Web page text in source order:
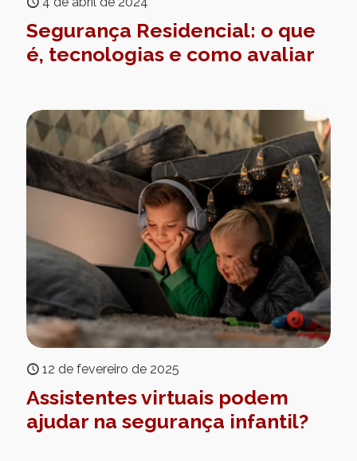
Segurança Residencial: o que
é, tecnologias e como avaliar
12 de fevereiro de 2025
Assistentes virtuais podem
ajudar na segurança infantil?